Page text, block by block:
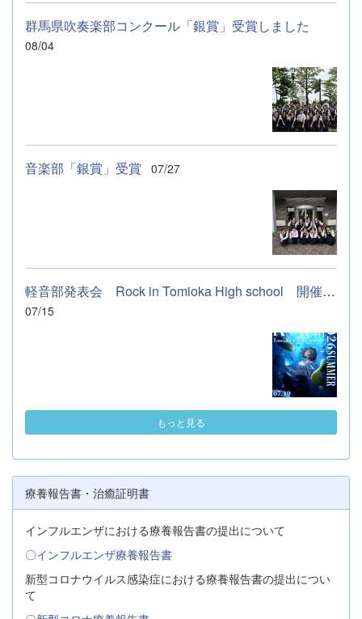
群馬県吹奏楽部コンクール「銀賞」受賞しました
08/04
音楽部「銀賞」受賞 07/27
軽音部発表会 Rock in Tomioka High school 開催します
07/15
もっと見る
療養報告書・治癒証明書
インフルエンザにおける療養報告書の提出について
〇インフルエンザ療養報告書
新型コロナウイルス感染症における療養報告書の提出につい
て